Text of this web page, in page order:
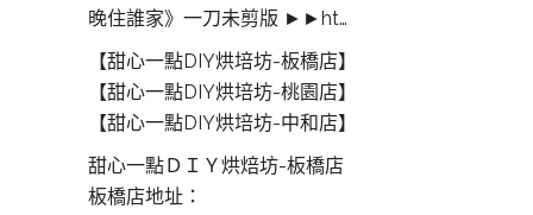
晚住誰家》一刀未剪版 ►►ht…
【甜心一點DIY烘培坊-板橋店】
【甜心一點DIY烘培坊-桃園店】
【甜心一點DIY烘培坊-中和店】
甜心一點ＤＩＹ烘焙坊-板橋店
板橋店地址：